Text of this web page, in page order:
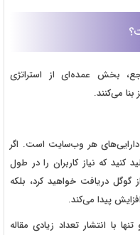
بخش عمده‌ای از استراتژی
می‌کنند.
هر وب‌سایت است. اگر
کنید که نیاز کاربران را در طول
گوگل دریافت خواهید کرد، بلکه
پیدا می‌کند.
با انتشار تعداد زیادی مقاله